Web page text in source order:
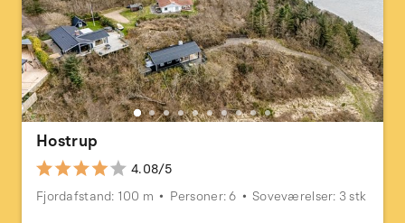
Hostrup
4.08/5
Fjordafstand: 100 m
Personer: 6 Soveværelser: 3 stk